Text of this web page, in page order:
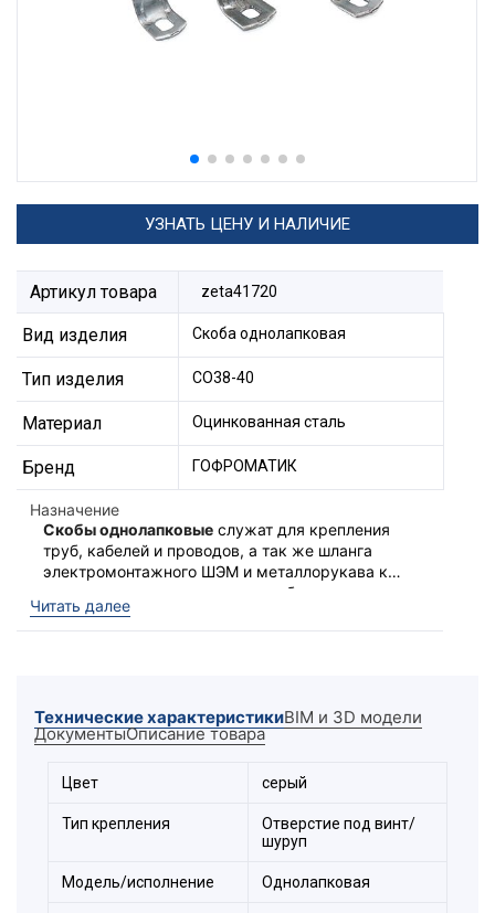
УЗНАТЬ ЦЕНУ И НАЛИЧИЕ
Артикул товара zeta41720
Вид изделия Скоба однолапковая
Тип изделия СО38-40
Материал Оцинкованная сталь
Бренд ГОФРОМАТИК
Назначение
Скобы однолапковые служат для крепления
труб, кабелей и проводов, а так же шланга
электромонтажного ШЭМ и металлорукава к
строительным конструкциям с большим
количеством изгибов, при наличии одного ряда
крепежных отверстий.
без полного демонтажа.
Читать далее
Технические характеристикиBIM и 3D модели
ДокументыОписание товара
Цвет серый
Тип крепления
Отверстие под винт/
шуруп
Модель/исполнение Однолапковая